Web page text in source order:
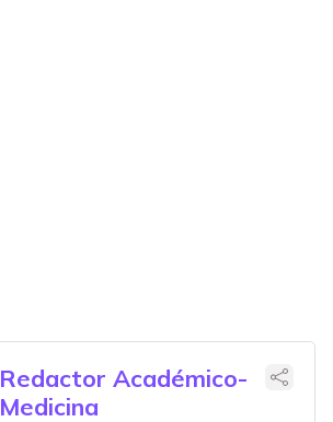
Redactor Académico-
Medicina